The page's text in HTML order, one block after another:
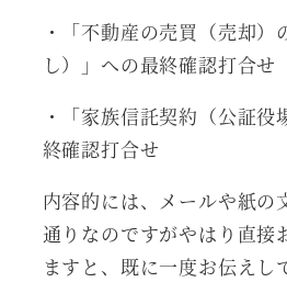
・「不動産の売買（売却）
し）」への最終確認打合せ
・「家族信託契約（公証役
終確認打合せ
内容的には、メールや紙の
通りなのですがやはり直接
ますと、既に一度お伝えし